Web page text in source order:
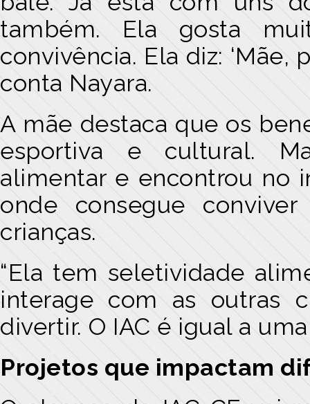
também. Ela gosta
convivência. Ela diz: ‘Mãe,
conta Nayara.
A mãe destaca que os
esportiva e cultural.
alimentar e encontrou no
onde consegue
crianças.
“Ela tem seletividade
interage com as outras
divertir. O IAC é igual a
Projetos que impactam